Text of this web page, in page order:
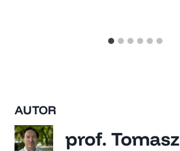
AUTOR
prof.